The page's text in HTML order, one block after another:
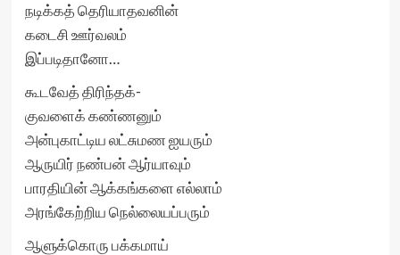
நடிக்கத் தெரியாதவனின்
கடைசி ஊர்வலம்
இப்படிதானோ…
கூடவேத் திரிந்தக்-
குவளைக் கண்ணனும்
அன்புகாட்டிய லட்சுமண ஐயரும்
ஆருயிர் நண்பன் ஆர்யாவும்
பாரதியின் ஆக்கங்களை எல்லாம்
அரங்கேற்றிய நெல்லையப்பரும்
ஆளுக்கொரு பக்கமாய்